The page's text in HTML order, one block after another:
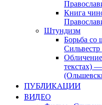
Книга
Штундизм
Борьба со
текстах)
ПУБЛИКАЦИИ
ВИДЕО